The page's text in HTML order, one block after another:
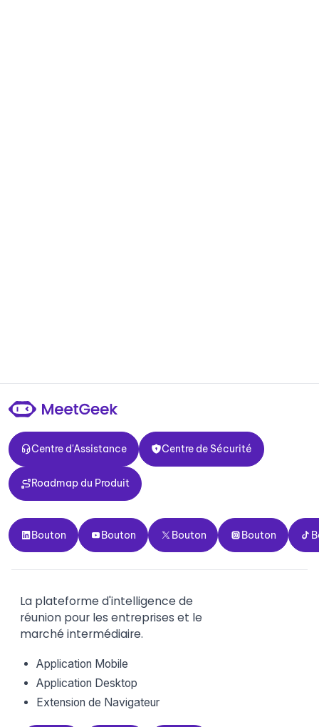
Centre d'Assistance
Centre d'Assistance
Centre de Sécurité
Centre de Sécurité
Roadmap du Produit
Roadmap du Produit
Bouton
Bouton
Bouton
Bouton
Bouton
Bouton
Bouton
Bouton
La plateforme d'intelligence de
réunion pour les entreprises et le
marché intermédiaire.
Application Mobile
Application Desktop
Extension de Navigateur